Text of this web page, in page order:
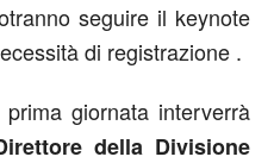
seguire il keynote
di registrazione .
giornata interverrà
della Divisione